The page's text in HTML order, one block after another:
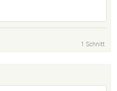
1 Schnitt